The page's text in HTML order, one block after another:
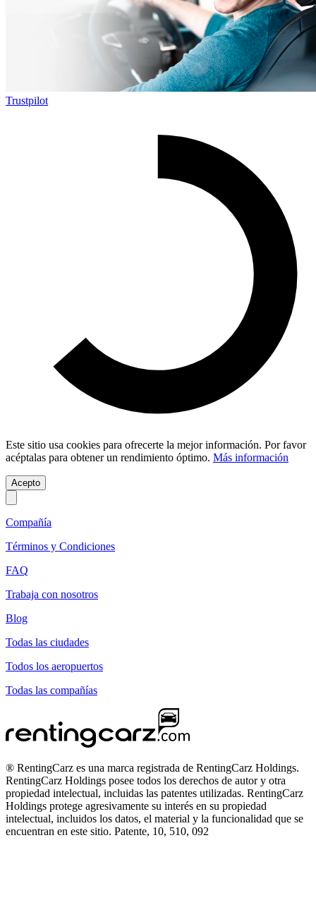
Trustpilot
Este sitio usa cookies para ofrecerte la mejor información. Por favor
acéptalas para obtener un rendimiento óptimo. Más información
Acepto
Compañía
Términos y Condiciones
FAQ
Trabaja con nosotros
Blog
Todas las ciudades
Todos los aeropuertos
Todas las compañías
® RentingCarz es una marca registrada de RentingCarz Holdings.
RentingCarz Holdings posee todos los derechos de autor y otra
propiedad intelectual, incluidas las patentes utilizadas. RentingCarz
Holdings protege agresivamente su interés en su propiedad
intelectual, incluidos los datos, el material y la funcionalidad que se
encuentran en este sitio. Patente, 10, 510, 092